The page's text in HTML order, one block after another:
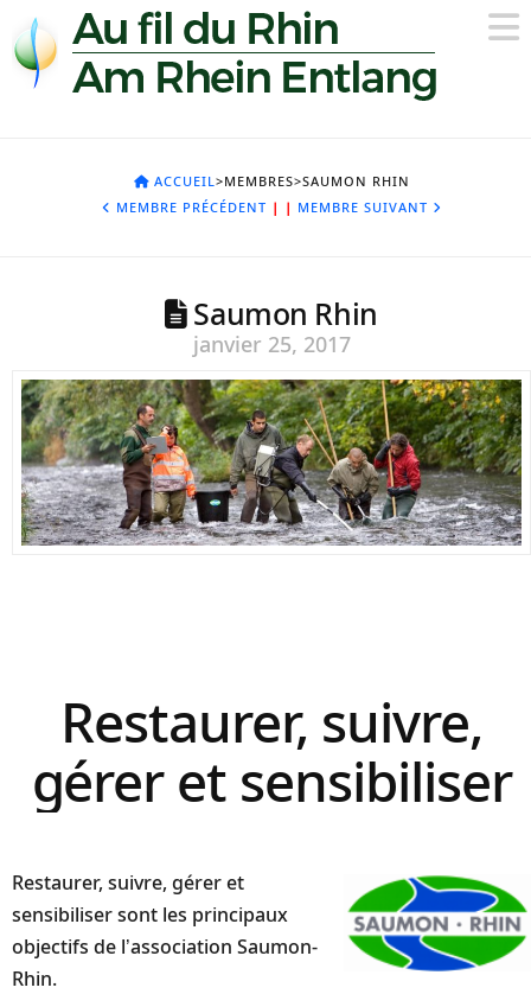
ACCUEIL>MEMBRES>SAUMON RHIN
MEMBRE PRÉCÉDENT | | MEMBRE SUIVANT
Saumon Rhin
janvier 25, 2017
Restaurer, suivre,
gérer et sensibiliser
Restaurer, suivre, gérer et
sensibiliser sont les principaux
objectifs de l’association Saumon-
Rhin.